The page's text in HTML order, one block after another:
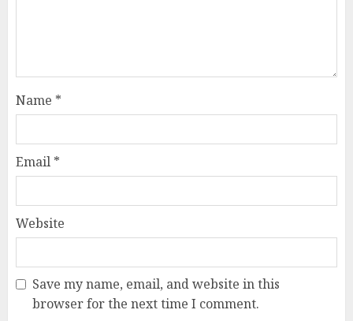
Name *
Email *
Website
Save my name, email, and website in this
browser for the next time I comment.